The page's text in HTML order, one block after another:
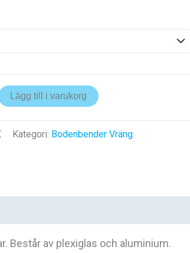
Lägg till i varukorg
Kategori: Bodenbender Vräng
Består av plexiglas och aluminium.